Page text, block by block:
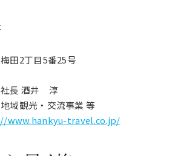
田2丁目5番25号
社長 酒井 淳
域観光・交流事業 等
www.hankyu-travel.co.jp/